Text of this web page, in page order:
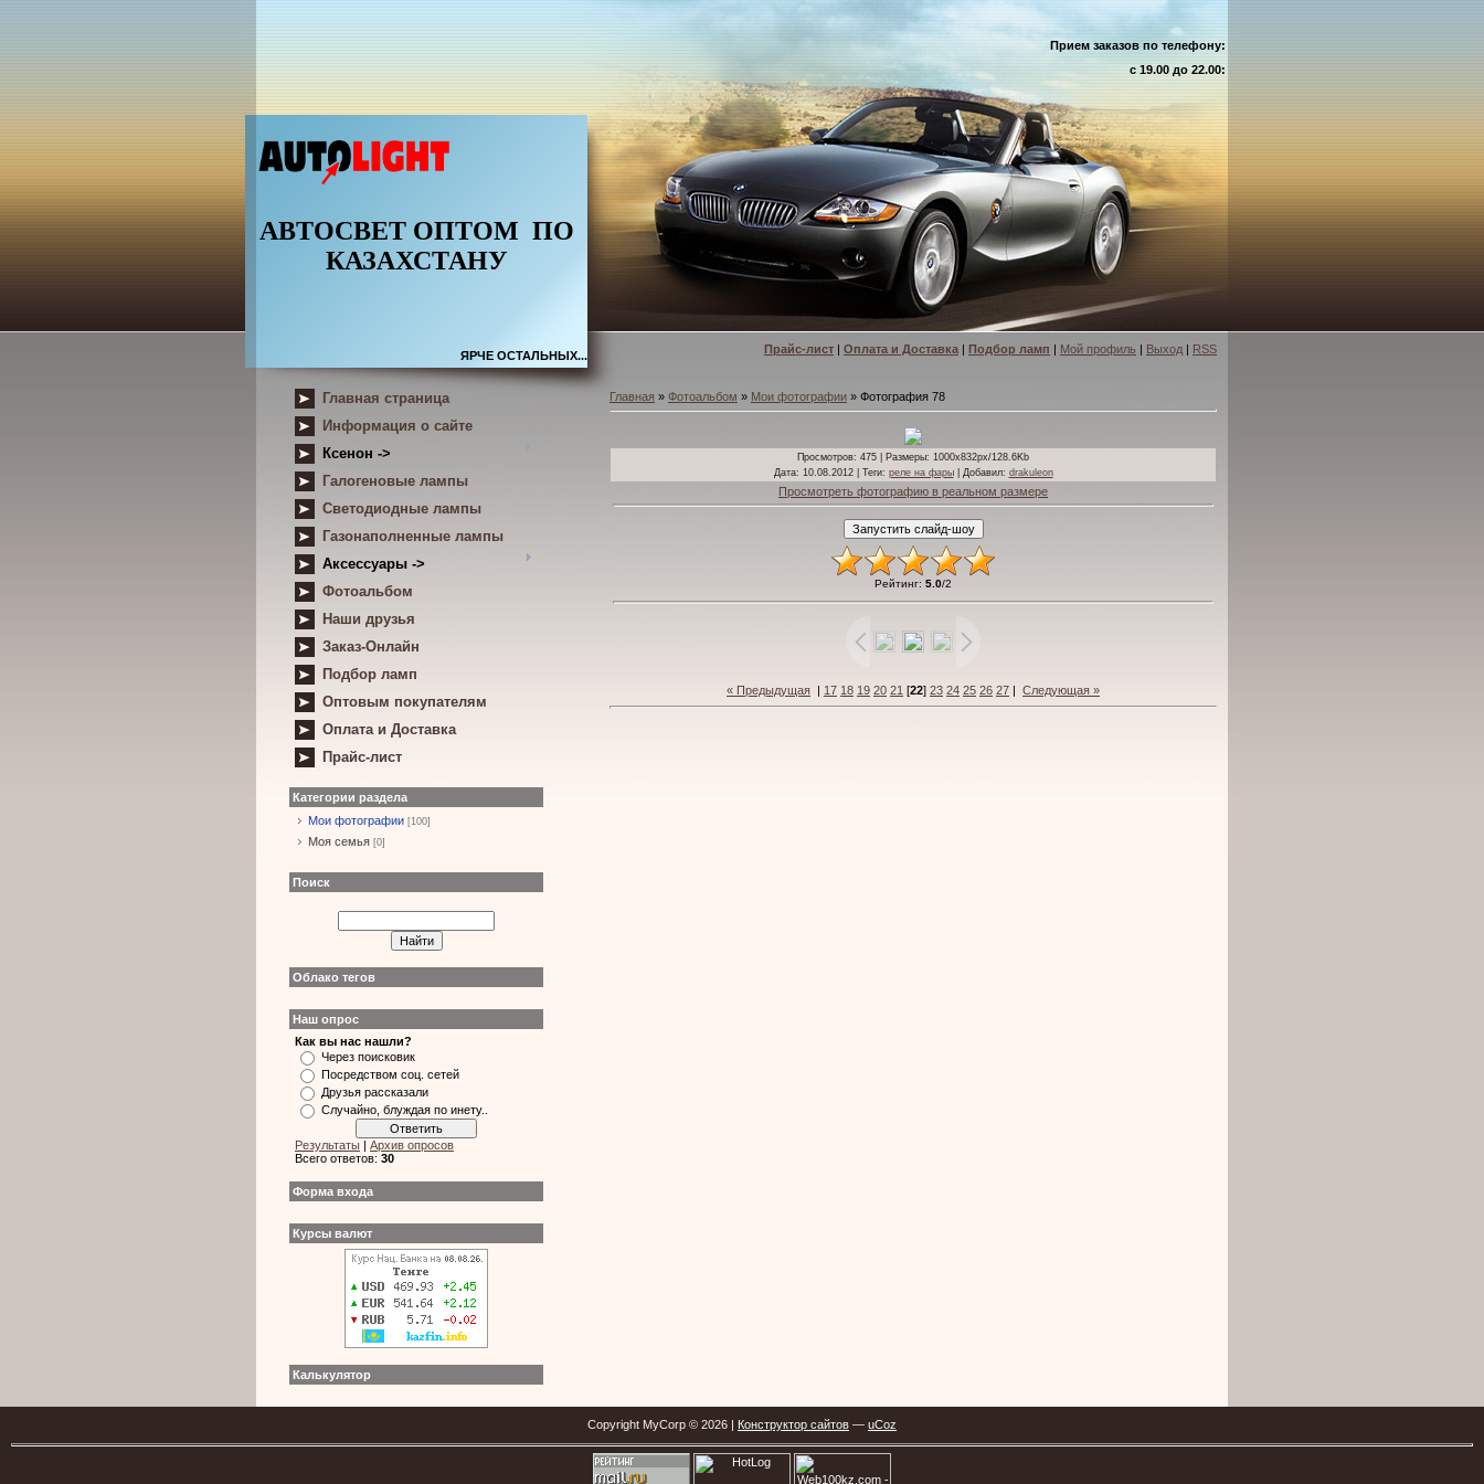
Прием заказов по телефону:
с 19.00 до 22.00:
АВТОСВЕТ ОПТОМ ПО
КАЗАХСТАНУ
ЯРЧЕ ОСТАЛЬНЫХ...
Прайс-лист | Оплата и Доставка | Подбор ламп | Мой профиль | Выход | RSS
Главная страница
Информация о сайте
Ксенон ->
Галогеновые лампы
Светодиодные лампы
Газонаполненные лампы
Аксессуары ->
Фотоальбом
Наши друзья
Заказ-Онлайн
Подбор ламп
Оптовым покупателям
Оплата и Доставка
Прайс-лист
Категории раздела
Мои фотографии [100]
Моя семья [0]
Поиск
Облако тегов
Наш опрос
Как вы нас нашли?
Через поисковик
Посредством соц. сетей
Друзья рассказали
Случайно, блуждая по инету..
Результаты | Архив опросов
Всего ответов: 30
Форма входа
Курсы валют
Калькулятор
Главная » Фотоальбом » Мои фотографии » Фотография 78
Просмотров: 475 | Размеры: 1000x832px/128.6Kb
Дата: 10.08.2012 | Теги: реле на фары| Добавил: drakuleon
Просмотреть фотографию в реальном размере
Рейтинг: 5.0/2
« Предыдущая | 17 18 19 20 21 [22] 23 24 25 26 27 | Следующая »
Copyright MyCorp © 2026 | Конструктор сайтов — uCoz